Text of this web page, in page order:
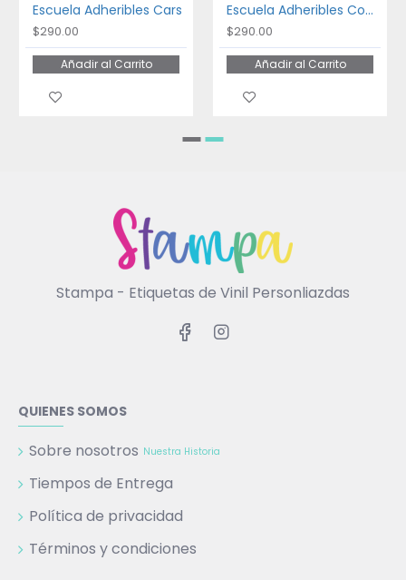
Escuela Adheribles Cars
$290.00
Añadir al Carrito
Escuela Adheribles Coches
$290.00
Añadir al Carrito
Stampa - Etiquetas de Vinil Personliazdas
QUIENES SOMOS
Sobre nosotros Nuestra Historia
Tiempos de Entrega
Política de privacidad
Términos y condiciones